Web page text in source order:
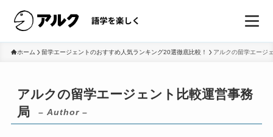
ホーム 留学エージェントのおすすめ人気ランキング20選徹底比較！ アルクの留学エージ
アルクの留学エージェント比較運営事務
局
– Author –